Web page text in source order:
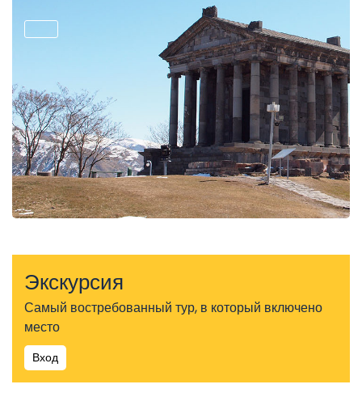
Экскурсия
Самый востребованный тур, в который включено
место
Вход